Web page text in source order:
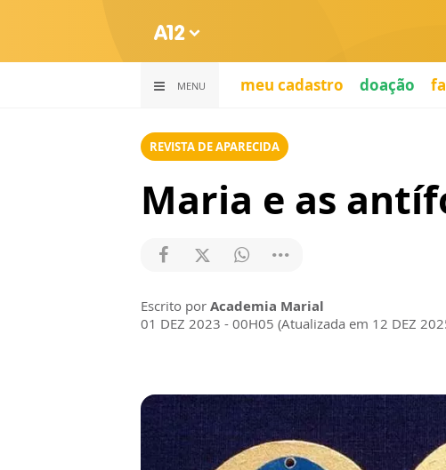
MENU meu cadastro doação
REVISTA DE APARECIDA
Maria e as
Escrito por Academia Marial
01 DEZ 2023 - 00H05 (Atualizada em 12 DEZ